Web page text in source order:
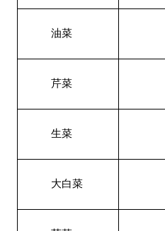
油菜
芹菜
生菜
大白菜